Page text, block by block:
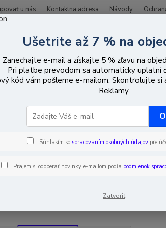
u nás Kontaktna adresa Návody
Hľadať
periférie / komponenty PenDrive
EUR Od
Ušetrite až 7 % na
Zanechajte e-mail a získajte 5 % zľavu na
Pri platbe prevodom sa automaticky uplatní
kód vám pošleme e-mailom. Skontrolujte si
Reklamy.
Súhlasím so spracovaním osobných údajov pre
Prajem si odoberať novinky e-mailom podľa podmienok
Zatvoriť